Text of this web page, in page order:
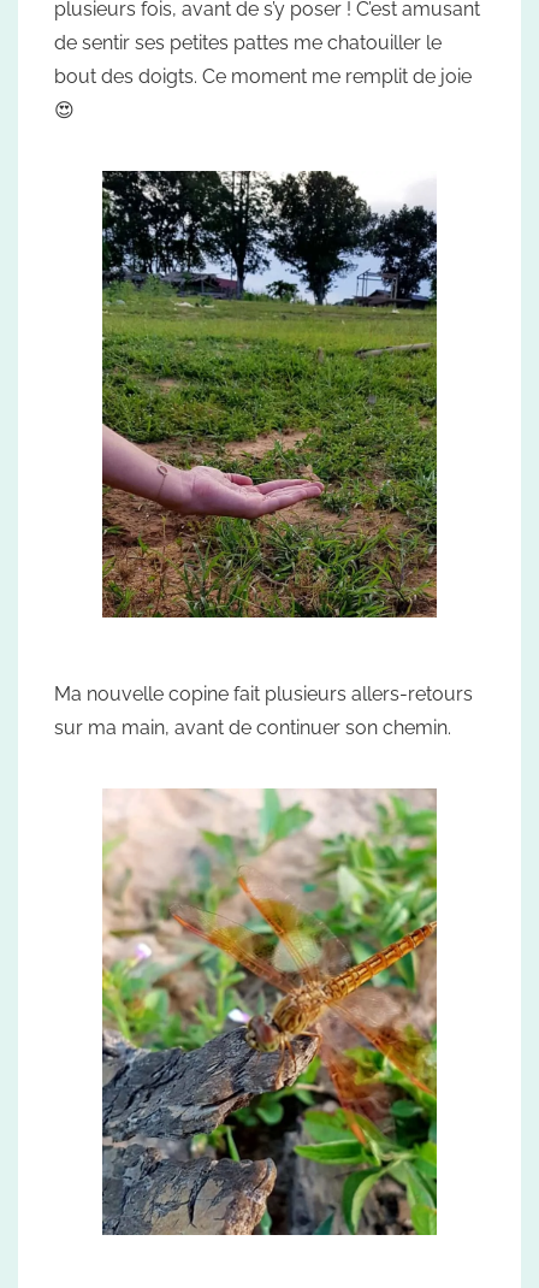
plusieurs fois, avant de s’y poser ! C’est amusant
de sentir ses petites pattes me chatouiller le
bout des doigts. Ce moment me remplit de joie
😍
Ma nouvelle copine fait plusieurs allers-retours
sur ma main, avant de continuer son chemin.